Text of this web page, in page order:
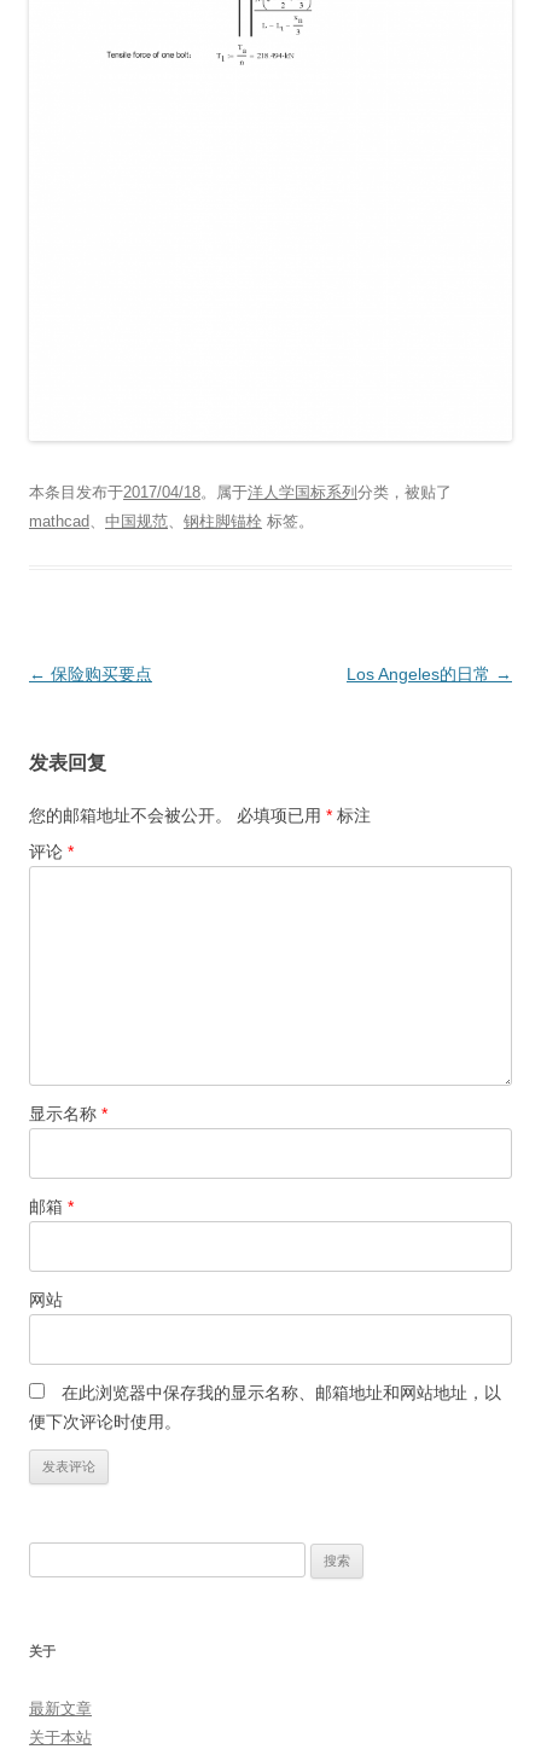
本条目发布于2017/04/18。属于洋人学国标系列 分类，被贴了
mathcad
中国规范 钢柱脚锚栓 标签。
文
航
← 保险购买要点 Los Angeles的日常 →
发表回复
您的邮箱地址不会被公开。 必填项已用 * 标注
评论 *
显示名称 *
邮箱 *
网站
在此浏览器中保存我的显示名称、邮箱地址和网站地址，以
便下次评论时使用。
关于
最新文章
关于本站